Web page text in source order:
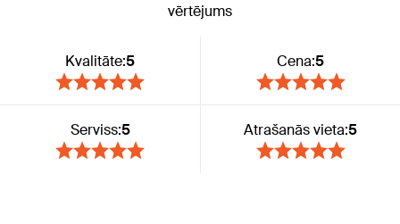
vērtējums
Kvalitāte:5 Cena:5
Serviss:5 Atrašanās vieta:5